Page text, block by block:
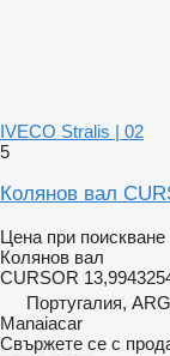
IVECO Stralis | 02
5
Колянов вал
Цена при поискване
Колянов вал
CURSOR
Португалия,
Manaiacar
Свържете се с